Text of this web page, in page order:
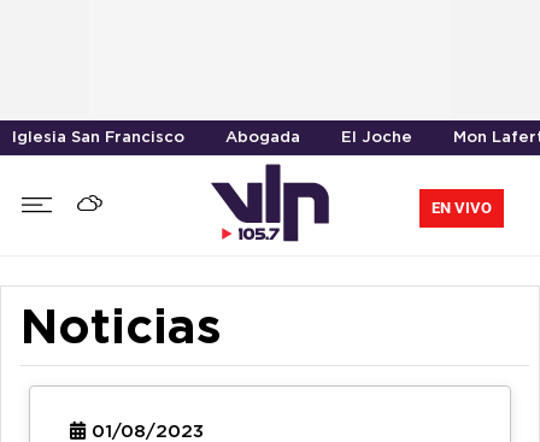
Iglesia San Francisco Abogada El Joche Mon
EN VIVO
Noticias
01/08/2023